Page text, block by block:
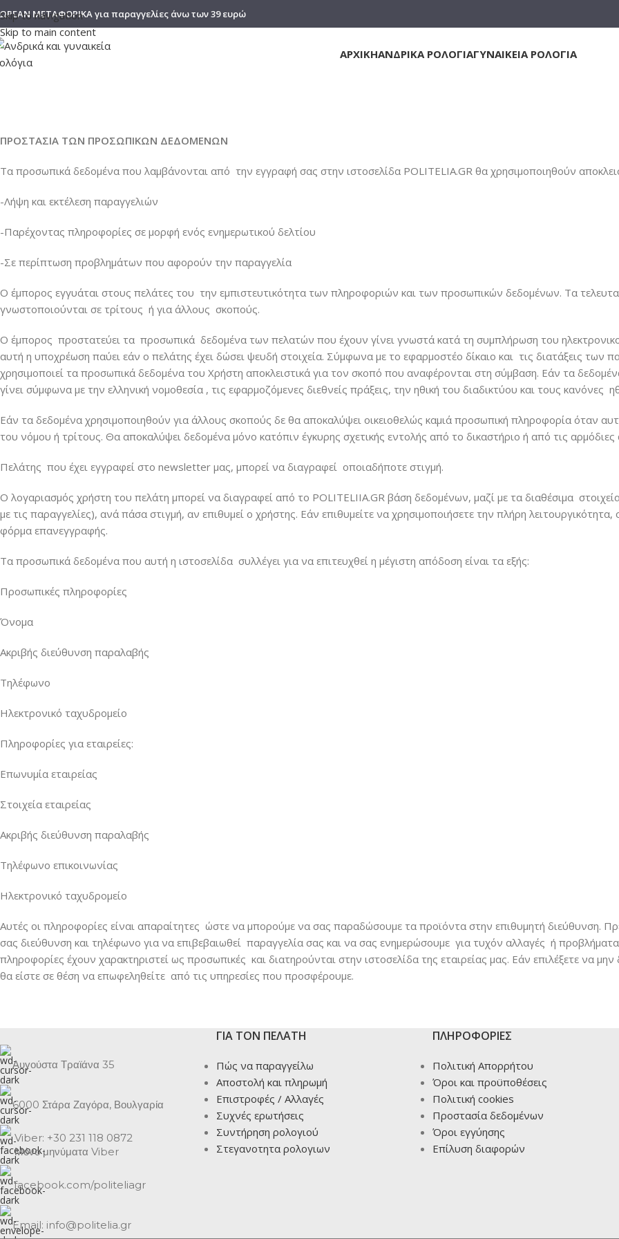
Skip to navigation
Skip to main content
ΜΕΤΑΦΟΡΙΚΑ για παραγγελίες άνω των 39 ευρώ
ΑΡΧΙΚΗΑΝΔΡΙΚΑ ΡΟΛΟΓΙΑΓΥΝΑΙΚΕΙΑ ΡΟΛΟΓΙΑ
ΠΡΟΣΤΑΣΙΑ ΤΩΝ ΠΡΟΣΩΠΙΚΩΝ ΔΕΔΟΜΕΝΩΝ
Τα προσωπικά δεδομένα που λαμβάνονται από την εγγραφή σας στην ιστοσελίδα POLITELIA.GR θα χρησιμοποιηθούν
-Λήψη και εκτέλεση παραγγελιών
-Παρέχοντας πληροφορίες σε μορφή ενός ενημερωτικού δελτίου
-Σε περίπτωση προβλημάτων που αφορούν την παραγγελία
Ο έμπορος εγγυάται στους πελάτες του την εμπιστευτικότητα των πληροφοριών και των προσωπικών δεδομένων. Τα
γνωστοποιούνται σε τρίτους ή για άλλους σκοπούς.
Ο έμπορος προστατεύει τα προσωπικά δεδομένα των πελατών που έχουν γίνει γνωστά κατά τη συμπλήρωση του
αυτή η υποχρέωση παύει εάν ο πελάτης έχει δώσει ψευδή στοιχεία. Σύμφωνα με το εφαρμοστέο δίκαιο και τις διατάξεις
χρησιμοποιεί τα προσωπικά δεδομένα του Χρήστη αποκλειστικά για τον σκοπό που αναφέρονται στη σύμβαση. Εάν τα
γίνει σύμφωνα με την ελληνική νομοθεσία , τις εφαρμοζόμενες διεθνείς πράξεις, την ηθική του διαδικτύου και τους κανόνες
Εάν τα δεδομένα χρησιμοποιηθούν για άλλους σκοπούς δε θα αποκαλύψει οικειοθελώς καμιά προσωπική πληροφορία όταν
του νόμου ή τρίτους. Θα αποκαλύψει δεδομένα μόνο κατόπιν έγκυρης σχετικής εντολής από το δικαστήριο ή από τις
Πελάτης που έχει εγγραφεί στο newsletter μας, μπορεί να διαγραφεί οποιαδήποτε στιγμή.
Ο λογαριασμός χρήστη του πελάτη μπορεί να διαγραφεί από το POLITELIIA.GR βάση δεδομένων, μαζί με τα διαθέσιμα
με τις παραγγελίες), ανά πάσα στιγμή, αν επιθυμεί ο χρήστης. Εάν επιθυμείτε να χρησιμοποιήσετε την πλήρη
φόρμα επανεγγραφής.
Τα προσωπικά δεδομένα που αυτή η ιστοσελίδα συλλέγει για να επιτευχθεί η μέγιστη απόδοση είναι τα εξής:
Προσωπικές πληροφορίες
Όνομα
Ακριβής διεύθυνση παραλαβής
Τηλέφωνο
Ηλεκτρονικό ταχυδρομείο
Πληροφορίες για εταιρείες:
Επωνυμία εταιρείας
Στοιχεία εταιρείας
Ακριβής διεύθυνση παραλαβής
Τηλέφωνο επικοινωνίας
Ηλεκτρονικό ταχυδρομείο
Αυτές οι πληροφορίες είναι απαραίτητες ώστε να μπορούμε να σας παραδώσουμε τα προϊόντα στην επιθυμητή διεύθυνση.
σας διεύθυνση και τηλέφωνο για να επιβεβαιωθεί παραγγελία σας και να σας ενημερώσουμε για τυχόν αλλαγές ή
πληροφορίες έχουν χαρακτηριστεί ως προσωπικές και διατηρούνται στην ιστοσελίδα της εταιρείας μας. Εάν επιλέξετε να
θα είστε σε θέση να επωφεληθείτε από τις υπηρεσίες που προσφέρουμε.
Αυγούστα Τραϊάνα 35
6000 Στάρα Ζαγόρα, Βουλγαρία
Viber: +30 231 118 0872
Μόνο μηνύματα Viber
facebook.com/politeliagr
Email: info@politelia.gr
ΓΙΑ ΤΟΝ ΠΕΛΑΤΗ
Πώς να παραγγείλω
Αποστολή και πληρωμή
Επιστροφές / Αλλαγές
Συχνές ερωτήσεις
Συντήρηση ρολογιού
Στεγανοτητα ρολογιων
ΠΛΗΡΟΦΟΡΙΕΣ
Πολιτική Απορρήτου
Όροι και προϋποθέσεις
Πολιτική cookies
Προστασία δεδομένων
Όροι εγγύησης
Επίλυση διαφορών